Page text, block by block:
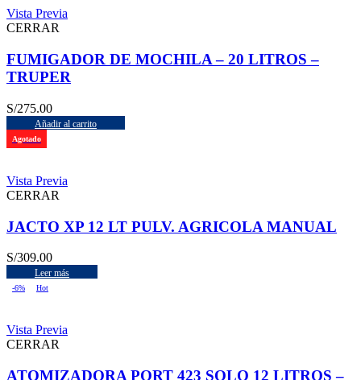
Vista Previa
CERRAR
FUMIGADOR DE MOCHILA – 20 LITROS –
TRUPER
S/275.00
Añadir al carrito
Agotado
Vista Previa
CERRAR
JACTO XP 12 LT PULV. AGRICOLA MANUAL
S/309.00
Leer más
-6% Hot
Vista Previa
CERRAR
ATOMIZADORA PORT 423 SOLO 12 LITROS –